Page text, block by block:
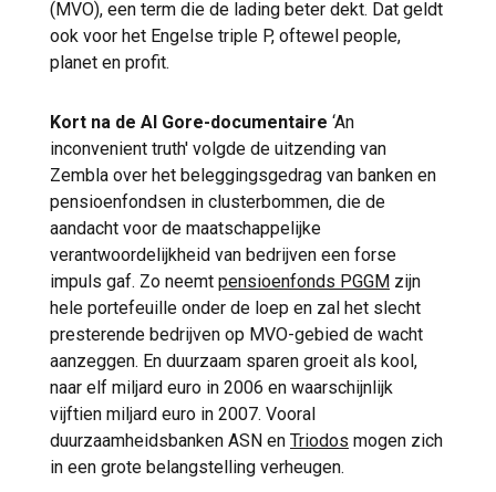
(MVO), een term die de lading beter dekt. Dat geldt
ook voor het Engelse triple P, oftewel people,
planet en profit.
Kort na de Al Gore-documentaire ‘An
inconvenient truth' volgde de uitzending van
Zembla over het beleggingsgedrag van banken en
pensioenfondsen in clusterbommen, die de
aandacht voor de maatschappelijke
verantwoordelijkheid van bedrijven een forse
impuls gaf. Zo neemt pensioenfonds PGGM zijn
hele portefeuille onder de loep en zal het slecht
presterende bedrijven op MVO-gebied de wacht
aanzeggen. En duurzaam sparen groeit als kool,
naar elf miljard euro in 2006 en waarschijnlijk
vijftien miljard euro in 2007. Vooral
duurzaamheidsbanken ASN en Triodos mogen zich
in een grote belangstelling verheugen.